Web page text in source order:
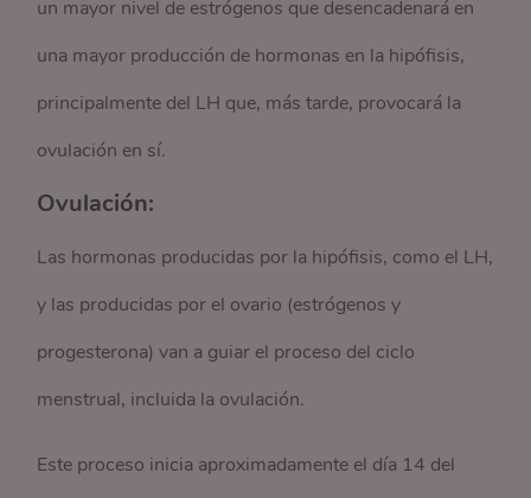
un mayor nivel de estrógenos que desencadenará en
una mayor producción de hormonas en la hipófisis,
principalmente del LH que, más tarde, provocará la
ovulación en sí.
Ovulación:
Las hormonas producidas por la hipófisis, como el LH,
y las producidas por el ovario (estrógenos y
progesterona) van a guiar el proceso del ciclo
menstrual, incluida la ovulación.
Este proceso inicia aproximadamente el día 14 del